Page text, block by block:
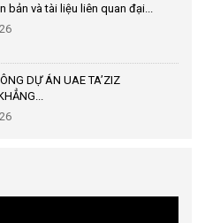
bản và tài liệu liên quan đại...
DỰ ÁN UAE TA’ZIZ